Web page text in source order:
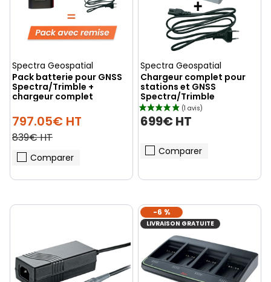
(3 avis)
Spectra Geospatial
Pack batterie pour GNSS
Spectra/Trimble +
chargeur complet
797.05€ HT
839€ HT
Comparer
Spectra Geospatial
Chargeur complet pour
stations et GNSS
Spectra/Trimble
699€ HT
Comparer
-6 %
LIVRAISON GRATUITE